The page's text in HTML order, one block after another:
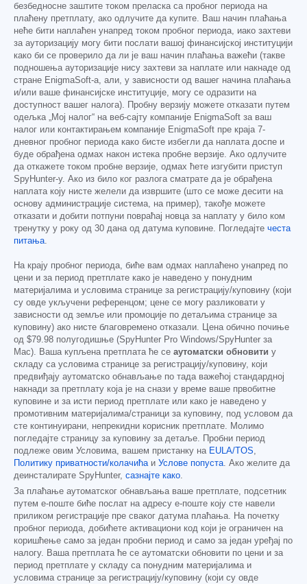
безбедносне заштите током преласка са пробног периода на
плаћену претплату, ако одлучите да купите. Ваш начин плаћања
неће бити наплаћен унапред током пробног периода, иако захтеви
за ауторизацију могу бити послати вашој финансијској институцији
како би се проверило да ли је ваш начин плаћања важећи (такве
подношења ауторизације нису захтеви за наплате или накнаде од
стране EnigmaSoft-а, али, у зависности од вашег начина плаћања
и/или ваше финансијске институције, могу се одразити на
доступност вашег налога). Пробну верзију можете отказати путем
одељка „Мој налог“ на веб-сајту компаније EnigmaSoft за ваш
налог или контактирањем компаније EnigmaSoft пре краја 7-
дневног пробног периода како бисте избегли да наплата доспе и
буде обрађена одмах након истека пробне верзије. Ако одлучите
да откажете током пробне верзије, одмах ћете изгубити приступ
SpyHunter-у. Ако из било ког разлога сматрате да је обрађена
наплата коју нисте желели да извршите (што се може десити на
основу администрације система, на пример), такође можете
отказати и добити потпуни повраћај новца за наплату у било ком
тренутку у року од 30 дана од датума куповине. Погледајте честа
питања
На крају пробног периода, биће вам одмах наплаћено унапред по
цени и за период претплате како је наведено у понудним
материјалима и условима странице за регистрацију/куповину (који
су овде укључени референцом; цене се могу разликовати у
зависности од земље или промоције по детаљима странице за
куповину) ако нисте благовремено отказали. Цена обично почиње
од $79.98 полугодишње (SpyHunter Pro Windows/SpyHunter за
Mac). Ваша купљена претплата ће се аутоматски обновити у
складу са условима странице за регистрацију/куповину, који
предвиђају аутоматско обнављање по тада важећој стандардној
накнади за претплату која је на снази у време ваше првобитне
куповине и за исти период претплате или како је наведено у
промотивним материјалима/страници за куповину, под условом да
сте континуирани, непрекидни корисник претплате. Молимо
погледајте страницу за куповину за детаље. Пробни период
подлеже овим Условима, вашем пристанку на EULA/TOS
Политику приватности/колачића и Услове попуста . Ако желите да
деинсталирате SpyHunter, сазнајте како
За плаћање аутоматског обнављања ваше претплате, подсетник
путем е-поште биће послат на адресу е-поште коју сте навели
приликом регистрације пре сваког датума плаћања. На почетку
пробног периода, добићете активациони код који је ограничен на
коришћење само за један пробни период и само за један уређај по
налогу. Ваша претплата ће се аутоматски обновити по цени и за
период претплате у складу са понудним материјалима и
условима странице за регистрацију/куповину (који су овде